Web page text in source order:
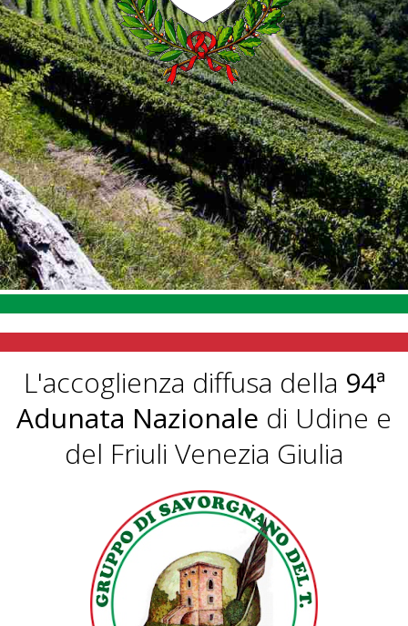
L'accoglienza diffusa della 94ª
Adunata Nazionale di Udine e
del Friuli Venezia Giulia